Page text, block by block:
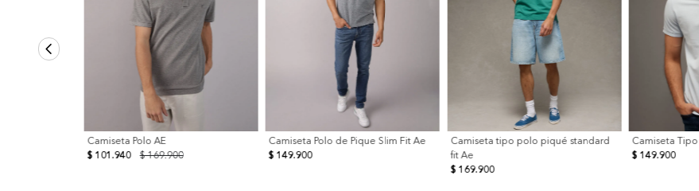
Camiseta Polo AE
$ 169.900
$ 101.940
Camiseta Polo de Pique Slim Fit Ae
$ 149.900
Camiseta tipo polo piqué standard
fit Ae
$ 169.900
Camiseta
$ 149.900